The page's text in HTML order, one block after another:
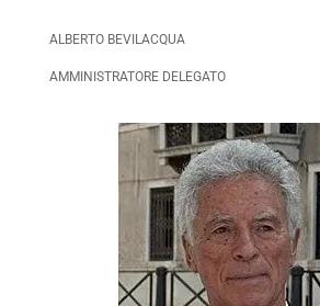
ALBERTO BEVILACQUA
AMMINISTRATORE DELEGATO